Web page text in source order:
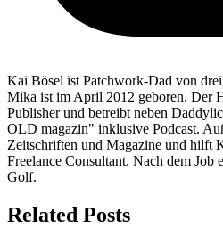
Kai Bösel ist Patchwork-Dad von
Mika ist im April 2012 geboren. Der
Publisher und betreibt neben
OLD magazin" inklusive Podcast.
Zeitschriften und Magazine und hilft
Freelance Consultant. Nach dem Job
Golf.
Related Posts